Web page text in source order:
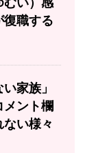
復職する
家族」
メント欄
い様々